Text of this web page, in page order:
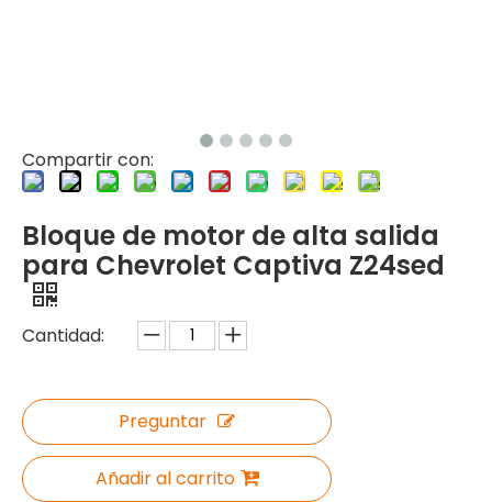
Compartir con:
Bloque de motor de alta salida
para Chevrolet Captiva Z24sed
Cantidad:
Preguntar
Añadir al carrito